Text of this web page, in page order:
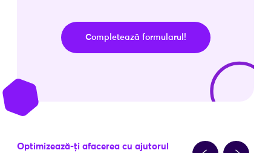
Completează formularul!
Optimizează-ți afacerea cu ajutorul